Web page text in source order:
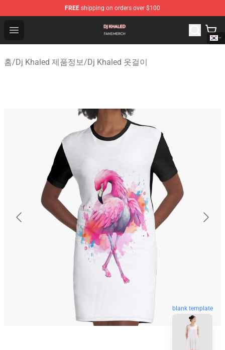
FREE shipping on orders over $100
Open menu
Dj Khaled Shop - Official Dj Khaled Merchandise Store
홈/Dj Khaled 제품정보/Dj Khaled 옷걸이
blank template